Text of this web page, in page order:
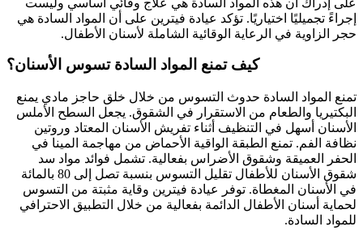
إجراءً تجميليًا اختياريًا. تؤكد عيادة فيترين على أن المواد السادة هي
حجر الزاوية في الرعاية الوقائية الشاملة لأسنان الأطفال.
كيف تمنع المواد السادة تسوس الأسنان؟
تمنع المواد السادة حدوث التسوس من خلال خلق حاجز مادي يمنع
البكتيريا والطعام من الاستقرار في الشقوق. يجعل السطح الأملس
الأسنان أسهل في التنظيف أثناء تفريش الأسنان المعتاد وروتين
نظافة الفم. تمنع الطبقة الواقية الأحماض من مهاجمة المينا في
الحفر العميقة وشقوق الأضراس بفعالية. تشمل فوائد مواد سد
شقوق الأسنان للأطفال تقليل التسوس بنسبة تصل إلى 80 بالمائة
في الأسنان المغطاة. توفر عيادة فيترين وقاية مثبتة من التسوس
لحماية أسنان الأطفال الدائمة بفعالية من خلال التطبيق الاحترافي
للمواد السادة.